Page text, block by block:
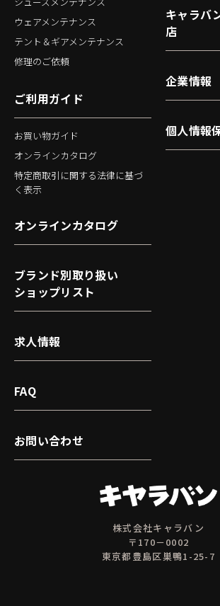
株式会社キャラバン
〒170－0002
東京都豊島区巣鴨1-25-7
ウェアメンテナンス
テント＆ギアメンテナンス
修理のご依頼
ご利用ガイド
お買い物ガイド
オンラインカタログ
特定商取引に関する法律に基づ
く表示
キャラバ
店
企業情報
個人情報
オンラインカタログ
ブランド別取り扱い
ショップリスト
求人情報
FAQ
お問い合わせ